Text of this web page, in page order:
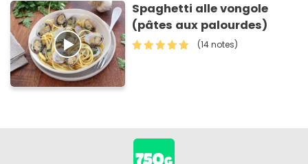
Spaghetti alle vongole
(pâtes aux palourdes)
(14 notes)